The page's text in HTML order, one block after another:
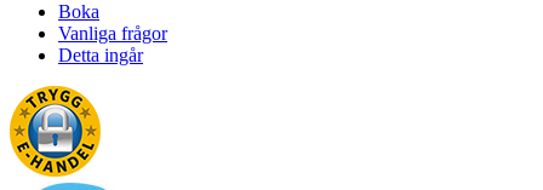
Boka
Vanliga frågor
Detta ingår